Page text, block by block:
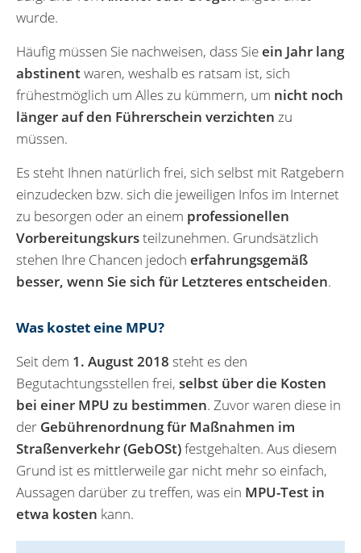
wurde.
Häufig müssen Sie nachweisen, dass Sieein Jahr lang
abstinentwaren, weshalb es ratsam ist, sich
frühestmöglich um Alles zu kümmern, um nicht noch
länger auf den Führerschein verzichten zu
müssen.
Es steht Ihnen natürlich frei, sich selbst mit Ratgebern
einzudecken bzw. sich die jeweiligen Infos im Internet
zu besorgen oder an einem professionellen
Vorbereitungskursteilzunehmen. Grundsätzlich
stehen Ihre Chancen jedoch erfahrungsgemäß
besser, wenn Sie sich für Letzteres entscheiden.
Was kostet eine MPU?
Seit dem 1. August 2018 steht es den
Begutachtungsstellen frei, selbst über die Kosten
bei einer MPU zu bestimmen. Zuvor waren diese in
der Gebührenordnung für Maßnahmen im
Straßenverkehr (GebOSt)festgehalten. Aus diesem
Grund ist es mittlerweile gar nicht mehr so einfach,
Aussagen darüber zu treffen, was ein MPU-Test in
etwa kosten kann.